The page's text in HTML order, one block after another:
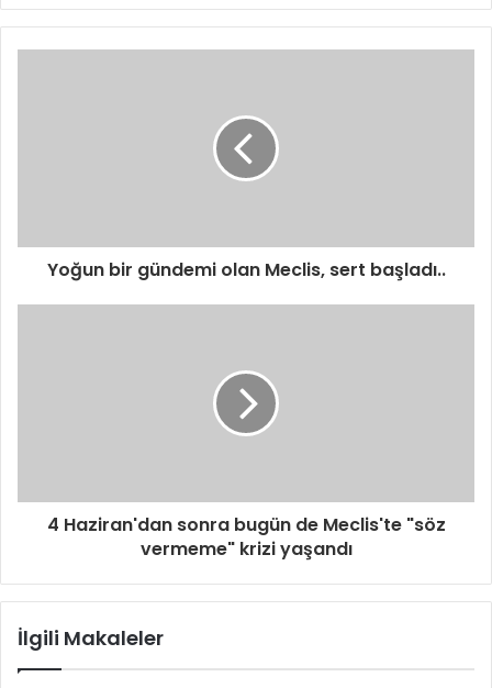
Yoğun bir gündemi olan Meclis, sert başladı..
4 Haziran'dan sonra bugün de Meclis'te "söz
vermeme" krizi yaşandı
İlgili Makaleler